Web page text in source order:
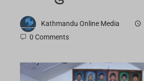
Kathmandu Online Media
0 Comments